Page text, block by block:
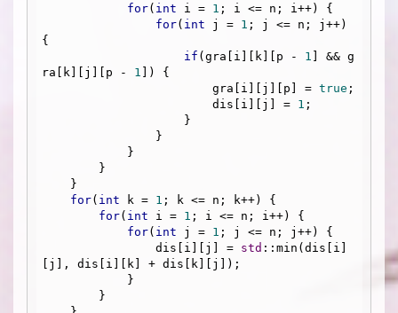
for( int i = 1 ; i <= n; i++) {
for( int j = 1 ; j <= n; j++)
{
if (gra[i][k][p - 1 ] && g
ra[k][j][p - 1 ]) {
                        gra[i][j][p] =
true ;
                        dis[i][j] =
1 ;
for( int k = 1 ; k <= n; k++) {
for( int i = 1 ; i <= n; i++) {
for( int j = 1 ; j <= n; j++) {
                dis[i][j] =
std ::min(dis[i]
[j], dis[i][k] + dis[k][j]);